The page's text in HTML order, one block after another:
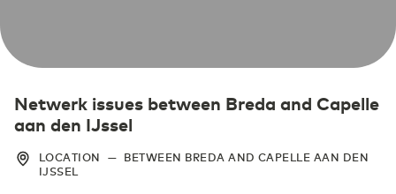
Netwerk issues between Breda and Capelle
aan den IJssel
LOCATION — BETWEEN BREDA AND CAPELLE AAN DEN
IJSSEL